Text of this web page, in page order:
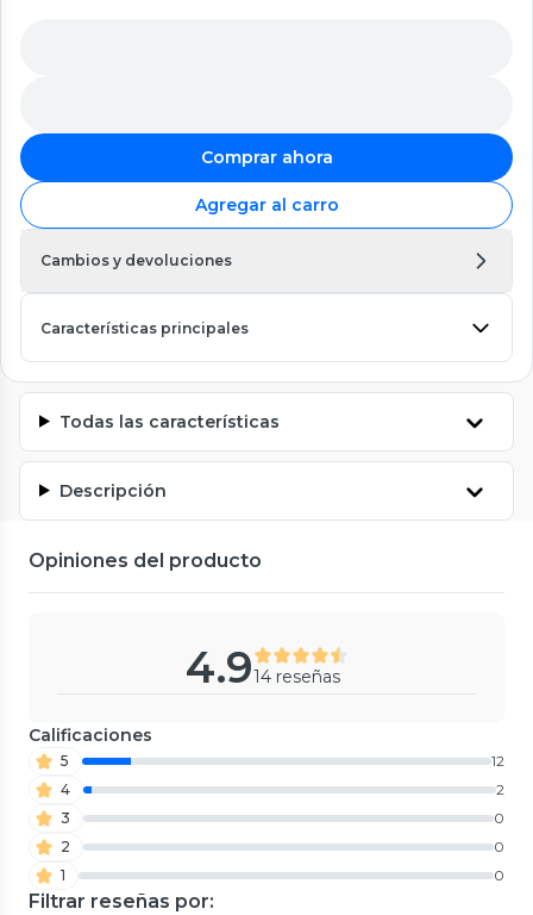
Comprar ahora
Agregar al carro
Cambios y devoluciones
Características principales
Todas las características
Descripción
Opiniones del producto
4.914 reseñas
Calificaciones
5
12
4
2
3
0
2
0
1
0
Filtrar reseñas por: